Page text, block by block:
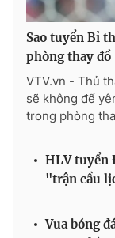
Sản phẩm
Thị trường
Tư vấn
Lịch phát sóng
Chuyên mục khác
Photo
Video
Sao tuyển Bỉ
phòng thay đồ
VTV.vn - Thủ
sẽ không để
trong phòng
HLV tuyển
"trận cầu
Vua bóng